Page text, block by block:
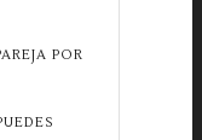
POR